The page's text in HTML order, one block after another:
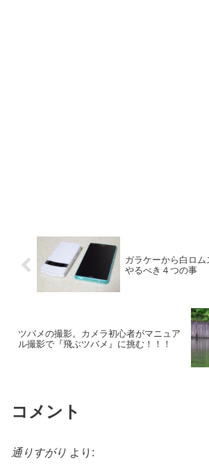
ガラケーから白ロ
やるべき４つの事
ツバメの撮影。カメラ初心者がマニュア
ル撮影で『飛ぶツバメ』に挑む！！！
コメント
通りすがり より: